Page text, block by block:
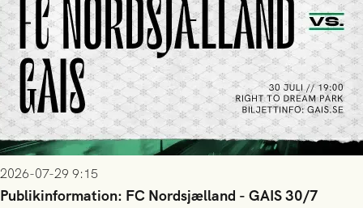
2026-07-29 9:15
Publikinformation: FC Nordsjælland - GAIS 30/7